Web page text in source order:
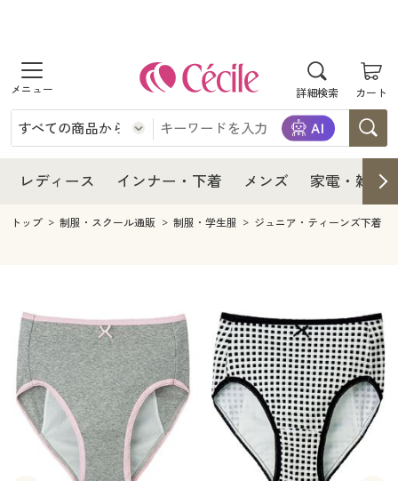
詳細検索 カート
商品を探す
レディース
レディースファッション
インナー・下着
インナー・下着通販すべて
メンズ下着
ジュニア・ティーンズ下着
メンズ
メンズファッション
メンズ下着
家電・雑貨すべて
家電
キッチン・雑貨・日用品
寝具・インテリア・家具
寝具・インテリア・家具通販すべて
家具・収納
寝具・ベッド
美容・健康
美容・健康通販すべて
美容・健康・サプリメント
制服・スクール
制服・スクールすべて
大きいサイズ
レディース インナー・下着 メンズ 家電・雑貨
レディース
レディース通販すべて
レディースファッション
インナー・下着
インナー・下着通販すべて
ジュニア・ティーンズ下着
メンズ
メンズ下着
家電
キッチン・雑貨・日用品
寝具・インテリア・家具通販すべて
家具・収納
寝具・ベッド
カーテン・ラグ・ファブリック
美容・健康
美容・健康通販すべて
美容・健康・サプリメント
制服・スクール
制服・スクールすべて
制服・学生服
大きいサイズ
大きいサイズ通販すべて
バーゲン
トップ 制服・スクール通販 制服・学生服 ジュニア・ティーンズ下着